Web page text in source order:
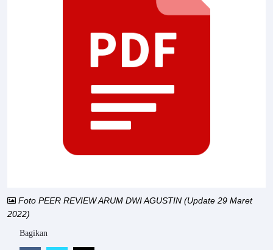
Foto PEER REVIEW ARUM DWI AGUSTIN (Update 29 Maret
2022)
Bagikan